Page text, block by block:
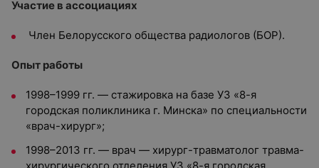
Участие в ассоциациях
Член Белорусского общества радиологов (БОР).
Опыт работы
1998–1999 гг. — стажировка на базе УЗ «8-я
городская поликлиника г. Минска» по специальности
«врач-хирург»;
1998–2013 гг. — врач — хирург-травматолог травма-